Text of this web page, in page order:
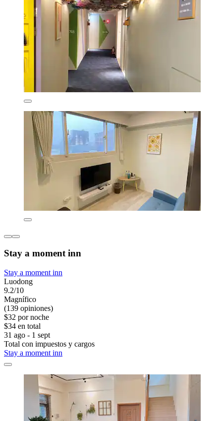
Stay a moment inn
Stay a moment inn
Luodong
9.2/10
Magnífico
(139 opiniones)
$32 por noche
$34 en total
31 ago - 1 sept
Total con impuestos y cargos
Stay a moment inn